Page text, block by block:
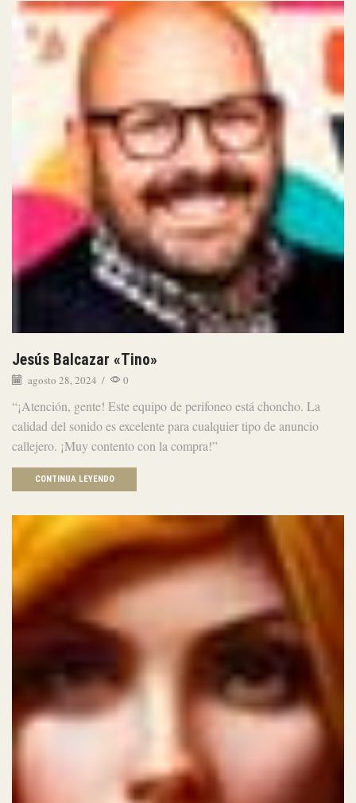
Jesús Balcazar «Tino»
agosto 28, 2024 / 0
“¡Atención, gente! Este equipo de perifoneo está choncho. La
calidad del sonido es excelente para cualquier tipo de anuncio
callejero. ¡Muy contento con la compra!”
CONTINUA LEYENDO